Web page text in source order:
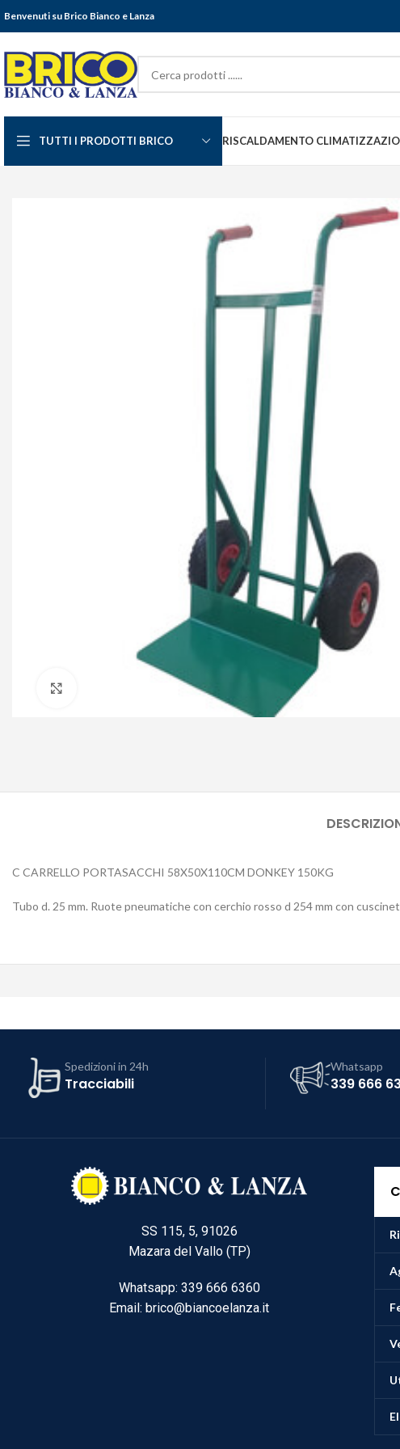
Benvenuti su Brico Bianco e Lanza
TUTTI I PRODOTTI BRICO RISCALDAMENTO
C CARRELLO PORTASACCHI 58X50X110CM DONKEY 150KG
Tubo d. 25 mm. Ruote pneumatiche con cerchio rosso d 254 mm con
Spedizioni in 24h
Tracciabili
Whatsapp
339 666
SS 115, 5, 91026
Mazara del Vallo (TP)
Whatsapp: 339 666 6360
Email: brico@biancoelanza.it